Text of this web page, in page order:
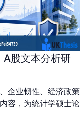
A股文本分析研
企业韧性、经济政策
容，为统计学硕士论